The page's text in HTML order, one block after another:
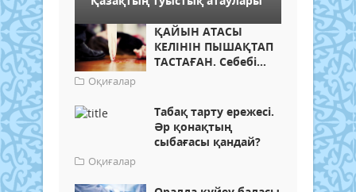
ҚАЙЫН АТАСЫ
КЕЛІНІН ПЫШАҚТАП
ТАСТАҒАН. Себебі...
Оқиғалар
Табақ тарту ережесі.
Әр қонақтың
сыбағасы қандай?
Оқиғалар